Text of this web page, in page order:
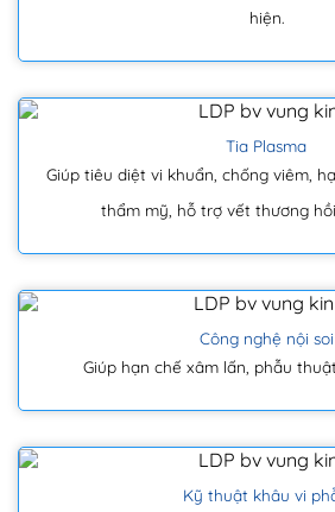
hiện.
Tia Plasma
Giúp tiêu diệt vi khuẩn, chống viêm,
thẩm mỹ, hỗ trợ vết thương
Công nghệ nội soi
Giúp hạn chế xâm lấn, phẫu
Kỹ thuật khâu vi